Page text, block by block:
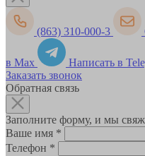
(863) 310-000-3
в Max
Написать в
Заказать звонок
Обратная связь
Заполните форму, и мы
Ваше имя *
Телефон *